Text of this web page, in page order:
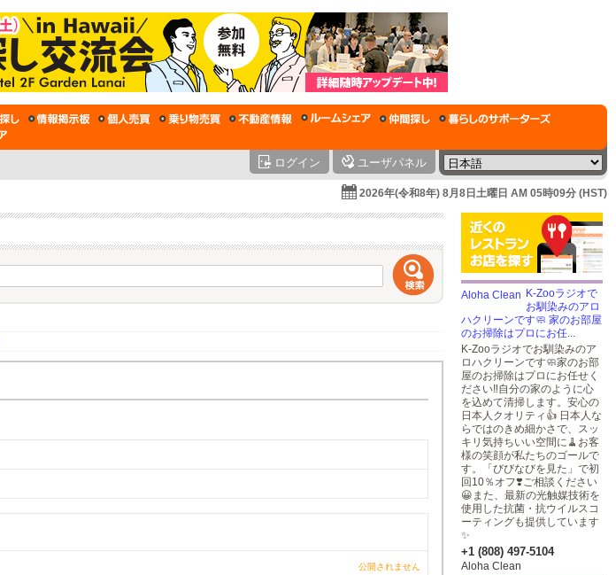
ログイン ユーザパネル
2026年(令和8年) 8月8日土曜日 AM 05時09分 (HST)
公開されません
K-Zooラジオで
お馴染みのアロ
ハクリーンです🧼 家のお部屋
のお掃除はプロにお任...
K-Zooラジオでお馴染みのア
ロハクリーンです🧼家のお部
屋のお掃除はプロにお任せく
ださい‼️自分の家のように心
を込めて清掃します。安心の
日本人クオリティ👍 日本人な
らではのきめ細かさで、スッ
キリ気持ちいい空間に🧹お客
様の笑顔が私たちのゴールで
す。「びびなびを見た」で初
回10％オフ❣️ご相談ください
😀また、最新の光触媒技術を
使用した抗菌・抗ウイルスコ
ーティングも提供しています
✨
+1 (808) 497-5104
Aloha Clean